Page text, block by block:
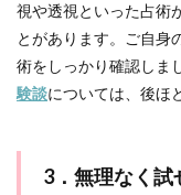
視や透視といった占術
とがあります。ご自身
術をしっかり確認しま
験談については、後ほ
3．無理なく試